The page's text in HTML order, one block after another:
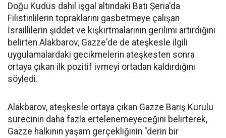
Doğu Kudüs dahil işgal altındaki Batı Şeria'da
Filistinlilerin topraklarını gasbetmeye çalışan
İsraillilerin şiddet ve kışkırtmalarının gerilimi artırdığını
belirten Alakbarov, Gazze'de de ateşkesle ilgili
uygulamalardaki gecikmelerin ateşkesten sonra
ortaya çıkan ilk pozitif ivmeyi ortadan kaldırdığını
söyledi.
Alakbarov, ateşkesle ortaya çıkan Gazze Barış Kurulu
sürecinin daha fazla ertelenemeyeceğini belirterek,
Gazze halkının yaşam gerçekliğinin "derin bir